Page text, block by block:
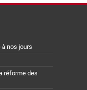
nos jours
réforme des